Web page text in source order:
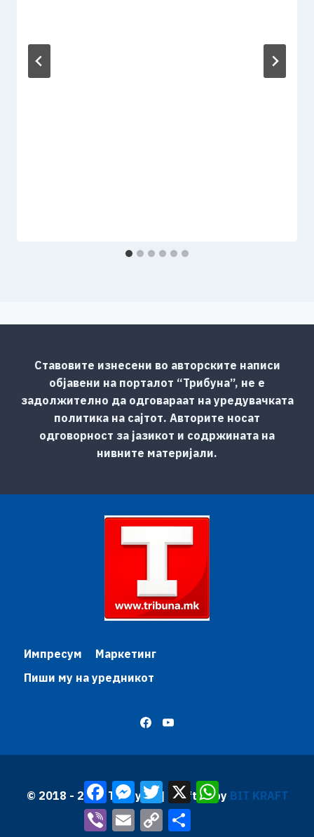
Ставовите изнесени во авторските написи
објавени на порталот “Трибуна”, не е
задолжително да одговараат на уредувачката
политика на сајтот. Авторите носат
одговорност за јазикот и содржината на
нивните материјали.
Импресум
Маркетинг
Пиши му на уредникот
© 2018 - 2026 Трибуна | Krafted by BIT KRAFT
FacebookMessenger
TwitterX
Viber
Email Copy
Link